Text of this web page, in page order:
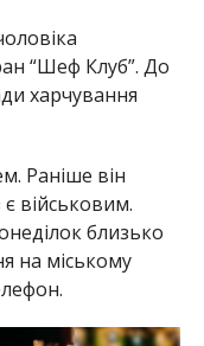
“Шеф Клуб”. До
харчування
Раніше він
військовим.
близько
на міському